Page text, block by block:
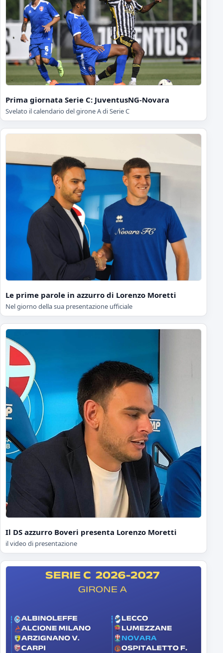
Prima giornata Serie C: JuventusNG-Novara
Svelato il calendario del girone A di Serie C
Le prime parole in azzurro di Lorenzo Moretti
Nel giorno della sua presentazione ufficiale
Il DS azzurro Boveri presenta Lorenzo Moretti
il video di presentazione